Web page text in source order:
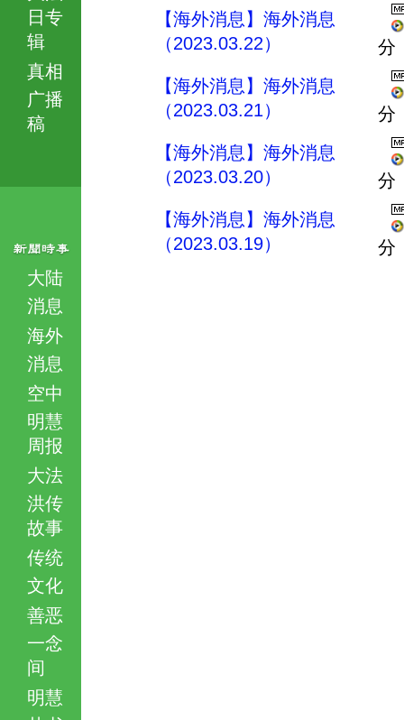
日专
辑
真相
广播
稿
大陆
消息
海外
消息
空中
明慧
周报
大法
洪传
故事
传统
文化
善恶
一念
间
明慧
【海外消息】海外消息
（2023.03.22）
分
【海外消息】海外消息
（2023.03.21）
分
【海外消息】海外消息
（2023.03.20）
分
【海外消息】海外消息
（2023.03.19）
分